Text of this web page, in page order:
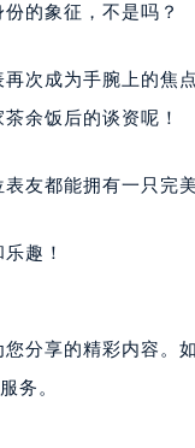
龙沙区龙华路法穆兰
区新华街与康庄路交
区通河路法穆兰售后
浑江大街法穆兰售后
民大街法穆兰售后
环大街法穆兰售后
通乡江南大街法穆
的象征，不是吗？
次成为手腕上的焦
余饭后的谈资呢！
友都能拥有一只完
趣！
您分享的精彩内容。
务。